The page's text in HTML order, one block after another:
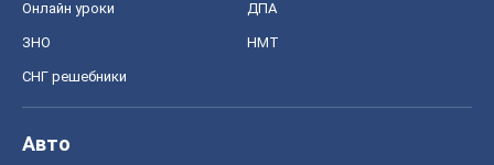
Онлайн уроки ДПА
ЗНО НМТ
СНГ решебники
Авто